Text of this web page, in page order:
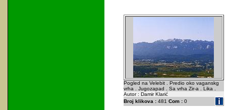
Pogled na Velebit . Predio oko vaganskg
vrha . Jugozapad . Sa vrha Zir-a . Lika .
Autor : Damir Klarić
Broj klikova :481 Com :0